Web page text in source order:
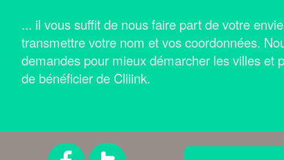
... il vous suffit de nous faire part de votre
transmettre votre nom et vos coordonnées.
demandes pour mieux démarcher les villes et
de bénéficier de Cliiink.